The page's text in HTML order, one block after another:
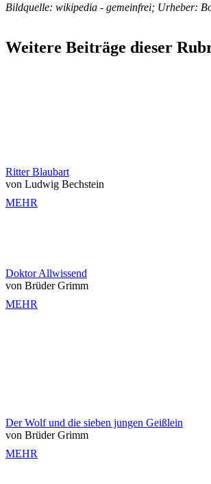
Bildquelle: wikipedia - gemeinfrei; Urheber:
Weitere Beiträge dieser
Ritter Blaubart
von Ludwig Bechstein
MEHR
Doktor Allwissend
von Brüder Grimm
MEHR
Der Wolf und die sieben jungen Geißlein
von Brüder Grimm
MEHR